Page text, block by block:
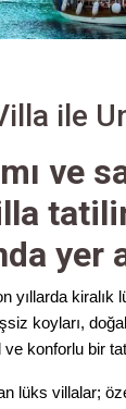
ile
ve
yer
yıllarda
koyları,
konforlu bir
lüks villalar;